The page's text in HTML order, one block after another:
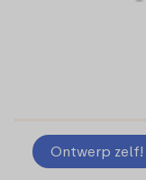
Ontwerp zelf!